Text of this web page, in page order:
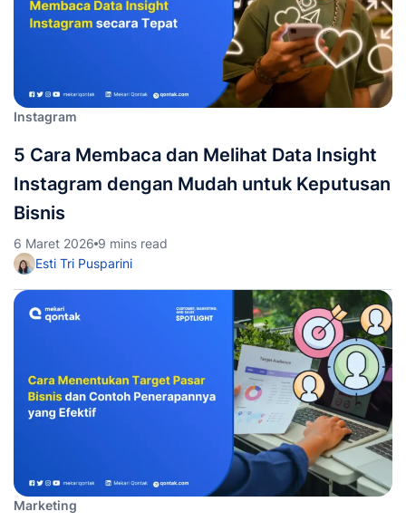
Instagram
5 Cara Membaca dan Melihat Data Insight
Instagram dengan Mudah untuk Keputusan
Bisnis
6 Maret 2026 9 mins read
Esti Tri Pusparini
Marketing